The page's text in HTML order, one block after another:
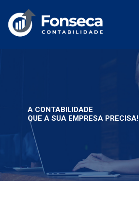
A CONTABILIDADE
QUE A SUA EMPRESA PRECISA!